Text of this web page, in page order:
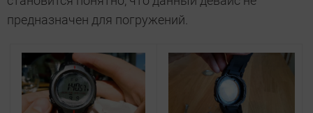
предназначен для погружений.